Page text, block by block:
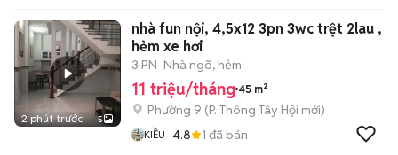
2 phút trước 5
nhà fun nội, 4,5x12 3pn 3wc trệt 2lau ,
hẻm xe hơi
3 PN Nhà ngõ, hẻm
11 triệu/tháng 45 m²
Phường 9 (P. Thông Tây Hội mới)
KIỀU 4.8 1 đã bán